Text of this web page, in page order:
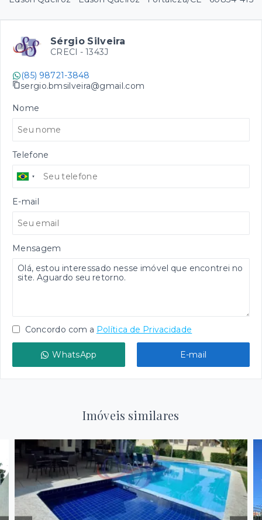
Sérgio Silveira
CRECI - 1343J
(85) 98721-3848
sergio.bmsilveira@gmail.com
Nome
Telefone
E-mail
Mensagem
Concordo com a Política de Privacidade
WhatsApp E-mail
Imóveis similares